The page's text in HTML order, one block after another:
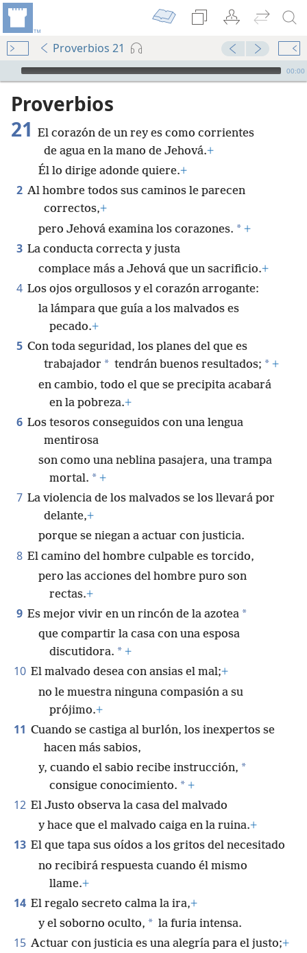
Proverbios 21
Audio Player
00:00
Proverbios
21 El corazón de un rey es como corrientes
de agua en la mano de Jehová.+
Él lo dirige adonde quiere.+
2 Al hombre todos sus caminos le parecen
correctos,+
pero Jehová examina los corazones. * +
3 La conducta correcta y justa
complace más a Jehová que un sacrificio.+
4 Los ojos orgullosos y el corazón arrogante:
la lámpara que guía a los malvados es
pecado.+
5 Con toda seguridad, los planes del que es
trabajador * tendrán buenos resultados; * +
en cambio, todo el que se precipita acabará
en la pobreza.+
6 Los tesoros conseguidos con una lengua
mentirosa
son como una neblina pasajera, una trampa
mortal. * +
7 La violencia de los malvados se los llevará por
delante,+
porque se niegan a actuar con justicia.
8 El camino del hombre culpable es torcido,
pero las acciones del hombre puro son
rectas.+
9 Es mejor vivir en un rincón de la azotea *
que compartir la casa con una esposa
discutidora. * +
10 El malvado desea con ansias el mal;+
no le muestra ninguna compasión a su
prójimo.+
11 Cuando se castiga al burlón, los inexpertos se
hacen más sabios,
y, cuando el sabio recibe instrucción, *
consigue conocimiento. * +
12 El Justo observa la casa del malvado
y hace que el malvado caiga en la ruina.+
13 El que tapa sus oídos a los gritos del necesitado
no recibirá respuesta cuando él mismo
llame.+
14 El regalo secreto calma la ira,+
y el soborno oculto, * la furia intensa.
15 Actuar con justicia es una alegría para el justo;+